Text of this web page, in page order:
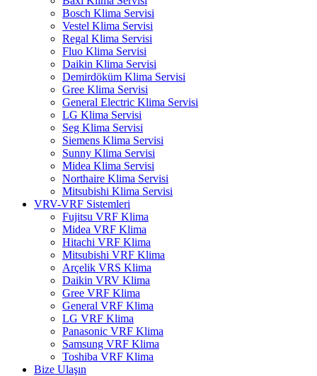
Bosch Klima Servisi
Vestel Klima Servisi
Regal Klima Servisi
Fluo Klima Servisi
Daikin Klima Servisi
Demirdöküm Klima Servisi
Gree Klima Servisi
General Electric Klima Servisi
LG Klima Servisi
Seg Klima Servisi
Siemens Klima Servisi
Sunny Klima Servisi
Midea Klima Servisi
Northaire Klima Servisi
Mitsubishi Klima Servisi
VRV-VRF Sistemleri
Fujitsu VRF Klima
Midea VRF Klima
Hitachi VRF Klima
Mitsubishi VRF Klima
Arçelik VRS Klima
Daikin VRV Klima
Gree VRF Klima
General VRF Klima
LG VRF Klima
Panasonic VRF Klima
Samsung VRF Klima
Toshiba VRF Klima
Bize Ulaşın